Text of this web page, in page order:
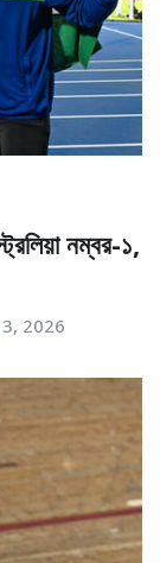
নম্বর-১,
2026